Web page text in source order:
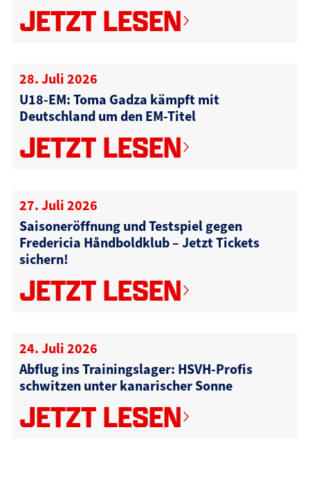
JETZT LESEN
28. Juli 2026
U18-EM: Toma Gadza kämpft mit
Deutschland um den EM-Titel
JETZT LESEN
27. Juli 2026
Saisoneröffnung und Testspiel gegen
Fredericia Håndboldklub – Jetzt Tickets
sichern!
JETZT LESEN
24. Juli 2026
Abflug ins Trainingslager: HSVH-Profis
schwitzen unter kanarischer Sonne
JETZT LESEN